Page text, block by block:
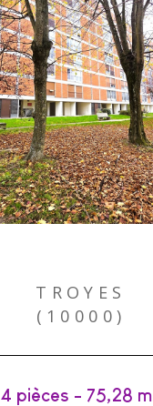
TROYES
(10000)
4 pièces - 75,28 m²